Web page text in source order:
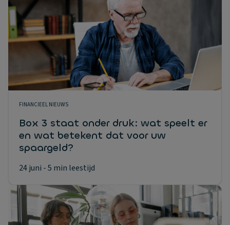
FINANCIEEL NIEUWS
Box 3 staat onder druk: wat speelt er
en wat betekent dat voor uw
spaargeld?
24 juni - 5 min leestijd